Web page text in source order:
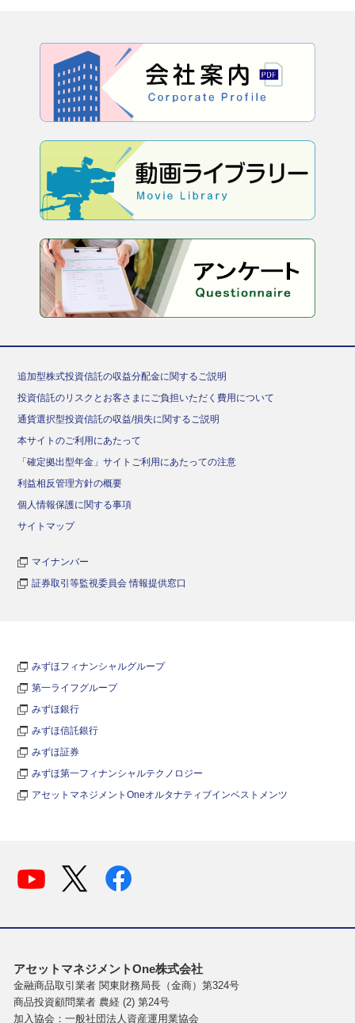
追加型株式投資信託の収益分配金に関するご説明
投資信託のリスクとお客さまにご負担いただく費用について
通貨選択型投資信託の収益/損失に関するご説明
本サイトのご利用にあたって
「確定拠出型年金」サイトご利用にあたっての注意
利益相反管理方針の概要
個人情報保護に関する事項
サイトマップ
マイナンバー
証券取引等監視委員会 情報提供窓口
みずほフィナンシャルグループ
第一ライフグループ
みずほ銀行
みずほ信託銀行
みずほ証券
みずほ第一フィナンシャルテクノロジー
アセットマネジメントOneオルタナティブインベストメンツ
アセットマネジメントOne株式会社
金融商品取引業者 関東財務局長（金商）第324号
商品投資顧問業者 農経 (2) 第24号
加入協会：一般社団法人資産運用業協会